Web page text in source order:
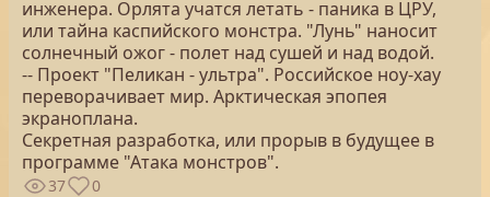
инженера. Орлята учатся летать - паника в ЦРУ,
или тайна каспийского монстра. "Лунь" наносит
солнечный ожог - полет над сушей и над водой.
-- Проект "Пеликан - ультра". Российское ноу-хау
переворачивает мир. Арктическая эпопея
экраноплана.
Секретная разработка, или прорыв в будущее в
программе "Атака монстров".
37 0